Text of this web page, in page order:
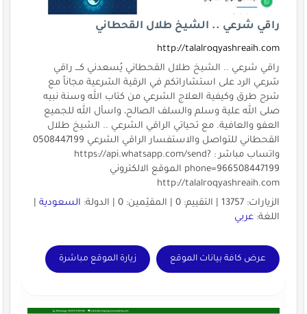
راقي شرعي .. الشيخ طلال القحطاني
http://talalroqyashreaih.com
راقي شرعي .. الشيخ طلال القحطاني يُسعدني كـــ راقي
شرعي الرد على استشاراتكم في الرقية الشرعية مجاناً مع
شرح طرق وكيفية العلاج الشرعي من كتاب الله وسنة نبيه
صلى الله علية وسلم والسلف الصالح، واسأل الله للجميع
العفو والعافية. مع تحياتي الراقي الشرعي .. الشيخ طلال
القحطاني للتواصل والاستفسار الراقي الشرعي 0508447199
واتساب مباشر : https://api.whatsapp.com/send?
phone=966508447199 الموقع الالكتروني
http://talalroqyashreaih.com
الزيارات: 13757 | التقييم: 0 | المقيّمين: 0 | الدولة:
السعودية|
اللغة: عربي
عرض كافة بيانات الموقع زيارة الموقع مباشرة